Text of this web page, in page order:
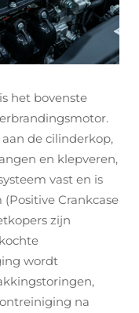
het bovenste
de cilinderkop,
en klepveren,
vast en is
Crankcase
zijn
wordt
na